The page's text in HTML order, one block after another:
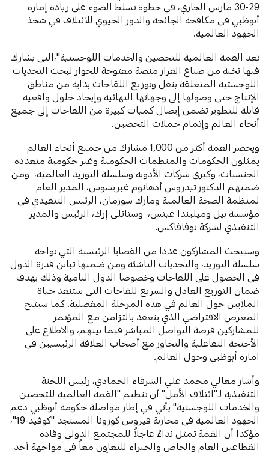
29-30 مارس الجاري، في خطوة تسلط الضوء على ريادة إمارة
أبوظبي في مكافحة الجائحة والدور الحيوي للائتلاف في شحذ
الجهود العالمية.
تعد القمة العالمية للتحصين والخدمات اللوجستية"،التي يشارك
فيها نخبة من صناع القرار منصة مفتوحة للحوار لبحث التحديات
اللوجستية المتعلقة بنقل وتوزيع اللقاحات بداية من مناطق
الإنتاج حتى وصولها إلى وجهاتها النهائية وإيجاد حلول واقعية
قابلة للتطوير تضمن إيصال كميات كبيرة من اللقاحات إلى جميع
أنحاء العالم وإتمام حملات التحصين.
ويحضر القمة أكثر من 1,000 مشارك من جميع أنحاء العالم
يمثلون الحكومات والمنظمات الحكومية وغير حكومية متعددة
الجنسيات، وكبرى شركات الأدوية وسلسلة التوريد العالمية، ومن
ضمنهم الدكتور تيدروس أدهانوم غبريسوس، المدير العام
لمنظمة الصحة العالمية ومارك سوزمان، الرئيس التنفيذي في
مؤسسة بيل وميليندا غيتس، وستانلي إرك، الرئيس والمدير
التنفيذي لشركة نوفافاكس.
وسيبحث المشاركون عددا من القضايا الرئيسية التي تواجه
سلسلة التوريد، والتحديات الناشئة ومن ضمنها تباين قدرة الدول
في الحصول على اللقاحات وخصوصا الدول النامية وذلك بهدف
ضمان التوزيع العادل والسريع للقاحات التي ستنقذ حياة
الملايين حول العالم في هذه المرحلة المفصلية. كما سيتيح
المعرض الافتراضي الذي ينعقد بالتزامن مع المؤتمر
للمشاركين فرصة التواصل المباشر فيما بينهم، والاطلاع على
الأجنحة التفاعلية والتحاور مع أصحاب العلاقة الرئيسيين في
امارة أبوظبي وحول العالم.
وأشار معالي محمد علي الشرفاء الحمادي، رئيس اللجنة
التنفيذية لـ"ائتلاف الأمل" أن تنظيم "القمة العالمية للتحصين
والخدمات اللوجستية" يأتي في إطار مواصلة حكومة أبوظبي دعم
الجهود العالمية في محاربة فيروس كورونا المستجد "كوفيد-19"،
مؤكدا أن القمة تمثل نداءً عاجلاً للمجتمع الدولي وقادة
القطاعين العام والخاص والخبراء للتعاون معاً في مواجهة أحد